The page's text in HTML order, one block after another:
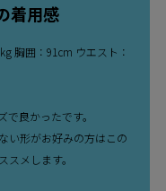
着用感
胸囲：91cm ウエスト：
良かったです。
い形がお好みの方はこの
メします。